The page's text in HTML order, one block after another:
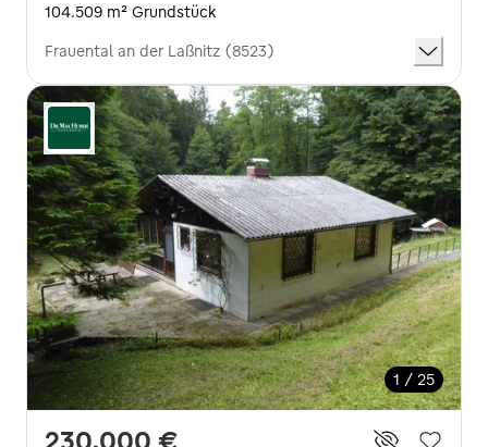
104.509 m² Grundstück
Frauental an der Laßnitz (8523)
1 / 25
230.000 €